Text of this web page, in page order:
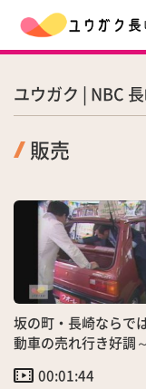
ユウガク | NBC
販売
坂の町・長崎ならで
動車の売れ行き好調
00:01:44